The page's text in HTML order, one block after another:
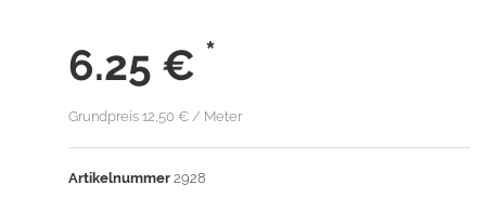
6.25 € *
Grundpreis 12,50 € / Meter
Artikelnummer 2928